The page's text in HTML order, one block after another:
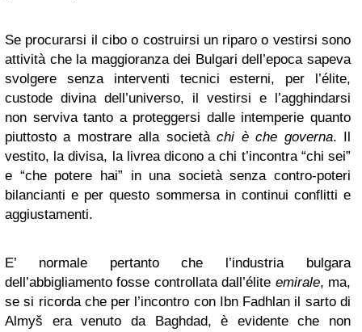
Se procurarsi il cibo o costruirsi un riparo o vestirsi sono
attività che la maggioranza dei Bulgari dell’epoca sapeva
svolgere senza interventi tecnici esterni, per l’élite,
custode divina dell’universo, il vestirsi e l’agghindarsi
non serviva tanto a proteggersi dalle intemperie quanto
piuttosto a mostrare alla societàchi è che governa. Il
vestito, la divisa, la livrea dicono a chi t’incontra “chi sei”
e “che potere hai” in una società senza contro-poteri
bilancianti e per questo sommersa in continui conflitti e
aggiustamenti.
E’ normale pertanto che l’industria bulgara
dell’abbigliamento fosse controllata dall’élite emirale, ma,
se si ricorda che per l’incontro con Ibn Fadhlan il sarto di
Almyš era venuto da Baghdad, è evidente che non